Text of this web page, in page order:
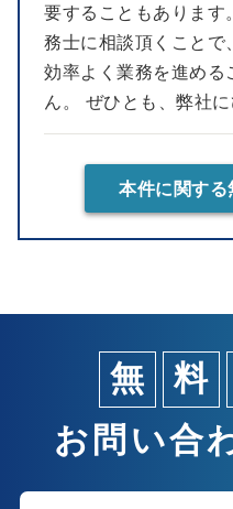
要することもあります
務士に相談頂くことで
効率よく業務を進める
ん。 ぜひとも、弊社
本件に関する
無 料
お問い合